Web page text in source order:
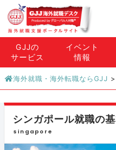
GJJの
サービス
イベント
情報
海外就職・海外転職ならGJJ >
シンガポール就職の
singapore